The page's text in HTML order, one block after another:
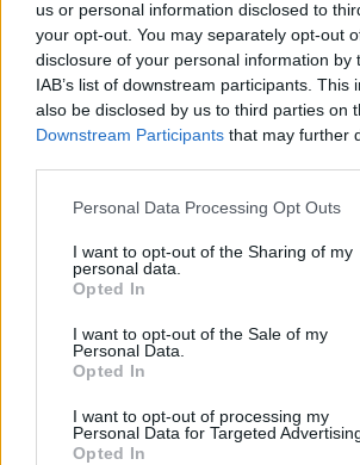
us or personal information disclosed to
your opt-out. You may separately opt-out
disclosure of your personal information by
IAB’s list of downstream participants. This
also be disclosed by us to third parties on
Downstream Participants that may further
Please note that this website/app uses
not limited to your visit or usage behaviour.
grant or deny consent to Google and its
use your data for below specified
consent section.
Personal Data Processing Opt Outs
I want to opt-out of the Sharing of my
personal data.
Opted In
I want to opt-out of the Sale of my
Personal Data.
Opted In
I want to opt-out of processing my
Personal Data for Targeted
Opted In
képviselő szoborkompozíció tervének
kiválasztása volt” – olvashatjuk a pte.hu
A meghívásos versenypályázaton való
szobrászművészt kértek fel. A bíráló
Pécs korábbi alpolgármestere, Heidl
Egyházmegye kulturális és tudományos
Hóvári János, a Magyar Alkotóművészeti
Nonprofit Kft. főigazgatója, valamint
szobrászművész, a Pécsi
dékán-helyettese. A bíráló bizottság